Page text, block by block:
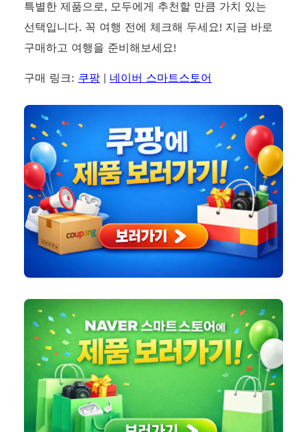
특별한 제품으로, 모두에게 추천할 만큼 가치 있는
선택입니다. 꼭 여행 전에 체크해 두세요! 지금 바로
구매하고 여행을 준비해보세요!
구매 링크: 쿠팡| 네이버 스마트스토어